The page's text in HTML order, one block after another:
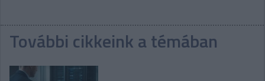
További cikkeink a témában